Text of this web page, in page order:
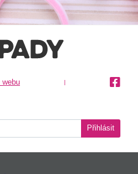
webu |
Přihlásit